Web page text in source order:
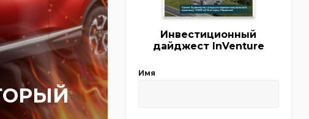
Инвестиционный
дайджест InVenture
Имя